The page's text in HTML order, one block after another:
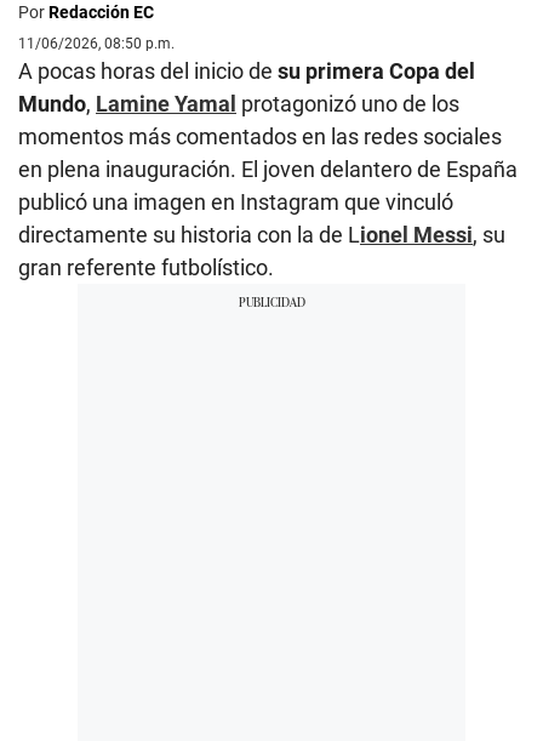
PorRedacción EC
11/06/2026, 08:50 p.m.
A pocas horas del inicio de su primera Copa del
Mundo, Lamine Yamal protagonizó uno de los
momentos más comentados en las redes sociales
en plena inauguración. El joven delantero de España
publicó una imagen en Instagram que vinculó
directamente su historia con la de Lionel Messi, su
gran referente futbolístico.